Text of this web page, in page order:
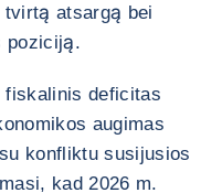
atsargą bei
poziciją.
fiskalinis deficitas
augimas
konfliktu susijusios
kad 2026 m.